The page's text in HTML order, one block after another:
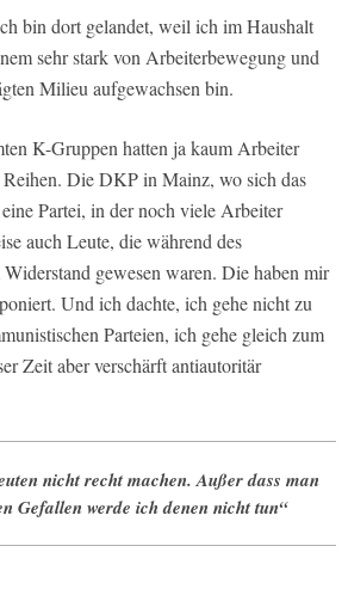
bin dort gelandet, weil ich im Haushalt
sehr stark von Arbeiterbewegung und
Milieu aufgewachsen bin.
K-Gruppen hatten ja kaum Arbeiter
Die DKP in Mainz, wo sich das
Partei, in der noch viele Arbeiter
auch Leute, die während des
gewesen waren. Die haben mir
Und ich dachte, ich gehe nicht zu
Parteien, ich gehe gleich zum
Zeit aber verschärft antiautoritär
nicht recht machen. Außer dass man
Gefallen werde ich denen nicht tun“